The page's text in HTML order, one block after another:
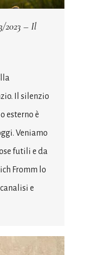
2023 – Il
Il silenzio
esterno è
Veniamo
futili e da
Fromm lo
e